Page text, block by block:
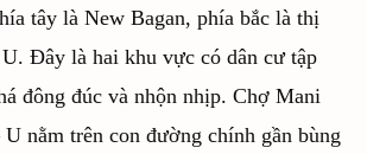
tây là New Bagan, phía bắc là thị
Đây là hai khu vực có dân cư tập
đông đúc và nhộn nhịp. Chợ Mani
nằm trên con đường chính gần bùng